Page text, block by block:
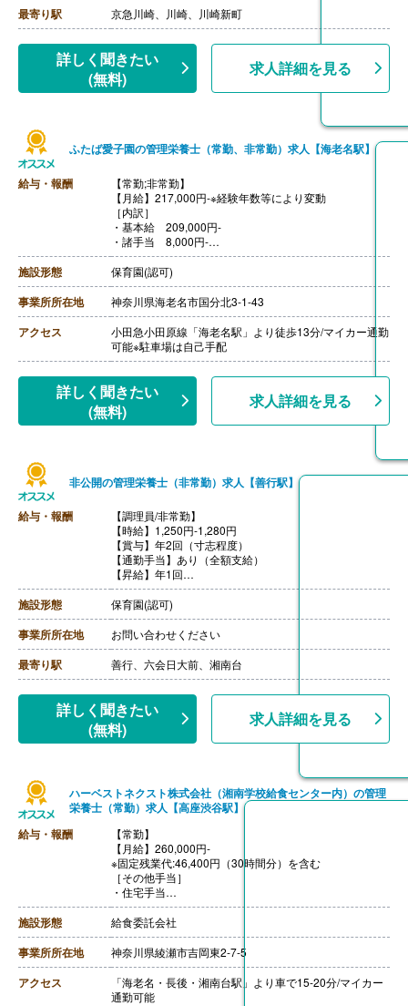
最寄り駅 京急川崎、川崎、川崎新町
詳しく聞きたい
(無料)
求人詳細を見る
ふたば愛子園の管理栄養士（常勤、非常勤）求人【海老名駅】
給与・報酬
【常勤;非常勤】
【月給】217,000円-※経験年数等により変動
［内訳］
・基本給 209,000円-
・諸手当 8,000円-
【賞与】年2回（計4.40ヶ月分）※前年度実績
【通勤手当】あり※会社規定に基づき支給
【昇給】あり（1月あたり3.00％-）※前年度実績
【退職金】あり※勤続1年以上
施設形態 保育園(認可)
事業所所在地 神奈川県海老名市国分北3-1-43
アクセス
小田急小田原線「海老名駅」より徒歩13分/マイカー通勤
可能※駐車場は自己手配
詳しく聞きたい
(無料)
求人詳細を見る
非公開の管理栄養士（非常勤）求人【善行駅】
給与・報酬
【調理員/非常勤】
【時給】1,250円-1,280円
【賞与】年2回（寸志程度）
【通勤手当】あり（全額支給）
【昇給】年1回
【退職金】あり※勤続2年以上
施設形態 保育園(認可)
事業所所在地 お問い合わせください
最寄り駅 善行、六会日大前、湘南台
詳しく聞きたい
(無料)
求人詳細を見る
ハーベストネクスト株式会社（湘南学校給食センター内）の管理
栄養士（常勤）求人【高座渋谷駅】
給与・報酬
【常勤】
【月給】260,000円-
※固定残業代:46,400円（30時間分）を含む
［その他手当］
・住宅手当
・残業代（超過分）
【賞与】あり※契約による
【通勤手当】あり※規定内支給（2km以上は交通費支給）
【昇給】あり※契約による
【退職金】あり※契約による
施設形態 給食委託会社
事業所所在地 神奈川県綾瀬市吉岡東2-7-5
アクセス
「海老名・長後・湘南台駅」より車で15-20分/マイカー
通勤可能